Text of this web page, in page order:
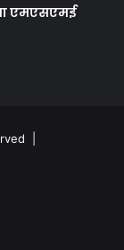
एमएसएमई
|